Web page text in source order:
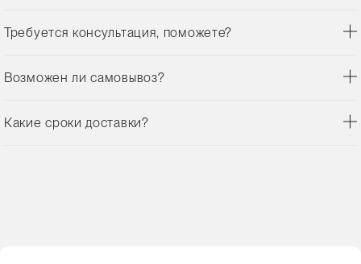
Требуется консультация, поможете?
Возможен ли самовывоз?
Какие сроки доставки?